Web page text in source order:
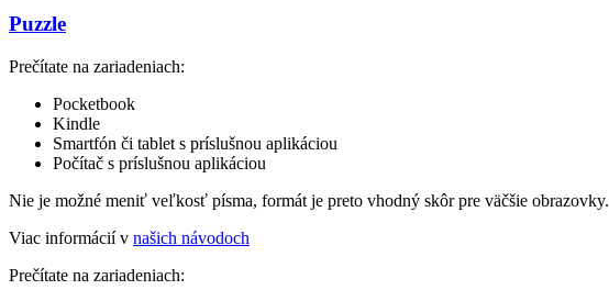
Puzzle
Prečítate na zariadeniach:
Pocketbook
Kindle
Smartfón či tablet s príslušnou aplikáciou
Počítač s príslušnou aplikáciou
Nie je možné meniť veľkosť písma, formát je preto vhodný skôr pre väčšie obrazovky.
Viac informácií v našich návodoch
Prečítate na zariadeniach: